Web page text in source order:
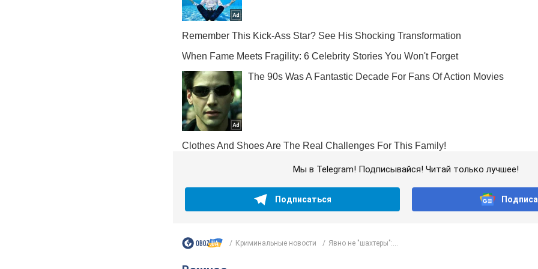
Мы в Telegram! Подписывайся! Читай только лучшее!
Подписаться
Криминальные новости Явно не "шахтеры":...